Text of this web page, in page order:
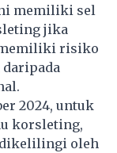
memiliki sel
jika
risiko
2024, untuk
korsleting,
oleh